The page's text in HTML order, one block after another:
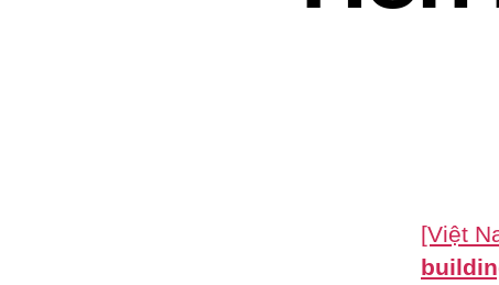
[Việt